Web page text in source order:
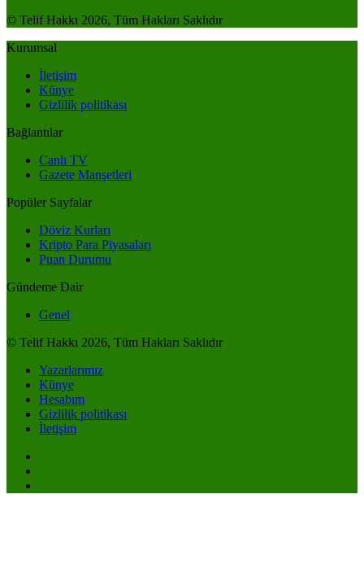
© Telif Hakkı 2026, Tüm Hakları Saklıdır
Kurumsal
İletişim
Künye
Gizlilik politikası
Bağlantılar
Canlı TV
Gazete Manşetleri
Popüler Sayfalar
Döviz Kurları
Kripto Para Piyasaları
Puan Durumu
Gündeme Dair
Genel
© Telif Hakkı 2026, Tüm Hakları Saklıdır
Yazarlarımız
Künye
Hesabım
Gizlilik politikası
İletişim